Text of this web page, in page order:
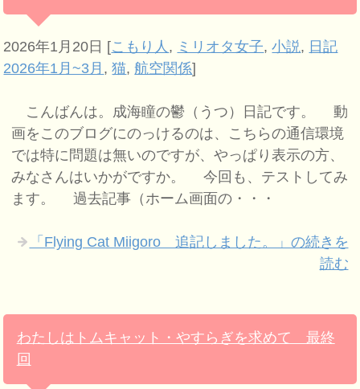
2026年1月20日 [こもり人 , ミリオタ女子,小説, 日記
2026年1月~3月 ,猫,航空関係]
こんばんは。成海瞳の鬱（うつ）日記です。 動
画をこのブログにのっけるのは、こちらの通信環境
では特に問題は無いのですが、やっぱり表示の方、
みなさんはいかがですか。 今回も、テストしてみ
ます。 過去記事（ホーム画面の・・・
「Flying Cat Miigoro 追記しました。」の続きを
読む
わたしはトムキャット・やすらぎを求めて 最終
回